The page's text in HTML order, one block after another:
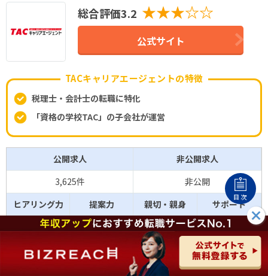
総合評価3.2 ★★★☆☆
公式サイト
TACキャリアエージェントの特徴
税理士・会計士の転職に特化
「資格の学校TAC」の子会社が運営
公開求人
非公開求人
3,625件
非公開
ヒアリング力
提案力 親切・親身
サポート
3.3
3.2
2.9
★★★☆☆
3.0
★★★☆☆
目次